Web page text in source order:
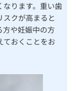
なります。重い歯
スクが高まると
方や妊娠中の方
ておくことをお